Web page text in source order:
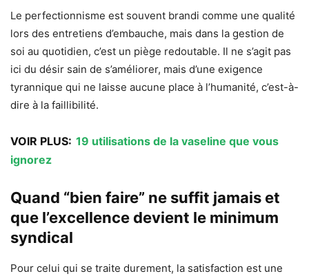
Le perfectionnisme est souvent brandi comme une qualité
lors des entretiens d’embauche, mais dans la gestion de
soi au quotidien, c’est un piège redoutable. Il ne s’agit pas
ici du désir sain de s’améliorer, mais d’une exigence
tyrannique qui ne laisse aucune place à l’humanité, c’est-à-
dire à la faillibilité.
VOIR PLUS: 19 utilisations de la vaseline que vous
ignorez
Quand “bien faire” ne suffit jamais et
que l’excellence devient le minimum
syndical
Pour celui qui se traite durement, la satisfaction est une